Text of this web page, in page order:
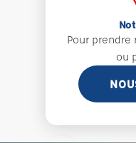
Pour
ou